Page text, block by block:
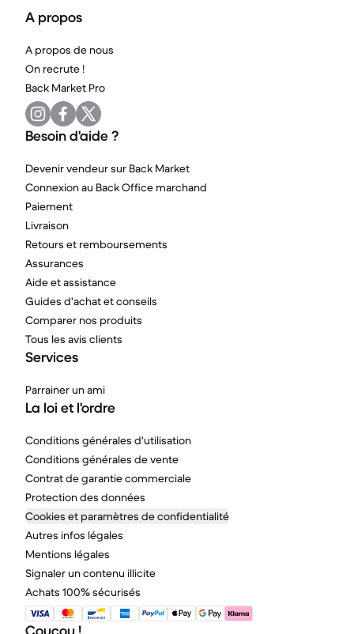
A propos
A propos de nous
On recrute !
Back Market Pro
Besoin d'aide ?
Devenir vendeur sur Back Market
Connexion au Back Office marchand
Paiement
Livraison
Retours et remboursements
Assurances
Aide et assistance
Guides d'achat et conseils
Comparer nos produits
Tous les avis clients
Services
Parrainer un ami
La loi et l'ordre
Conditions générales d'utilisation
Conditions générales de vente
Contrat de garantie commerciale
Protection des données
Cookies et paramètres de confidentialité
Autres infos légales
Mentions légales
Signaler un contenu illicite
Achats 100% sécurisés